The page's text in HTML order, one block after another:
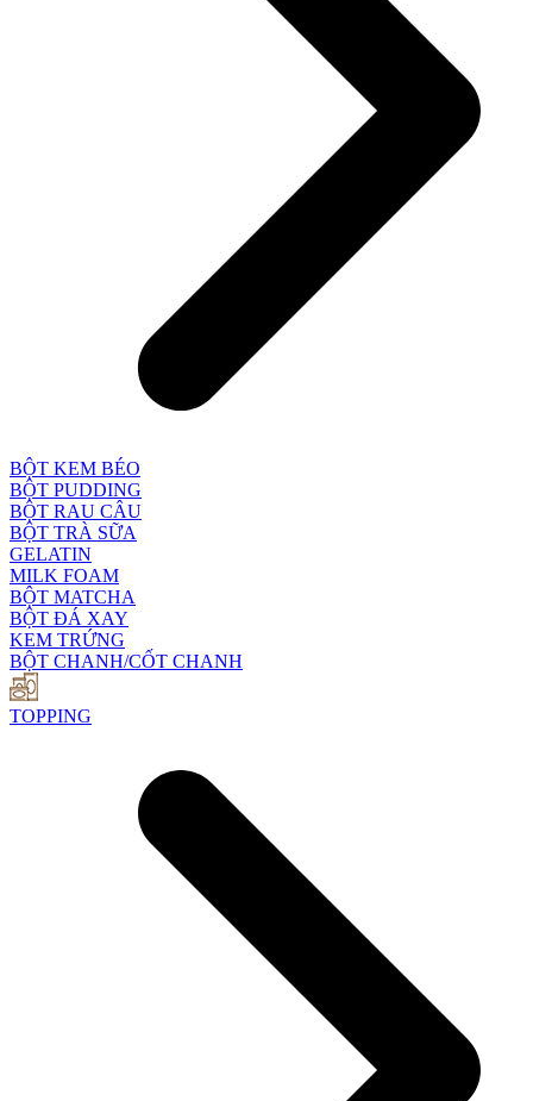
BỘT KEM BÉO
BỘT PUDDING
BỘT RAU CÂU
BỘT TRÀ SỮA
GELATIN
MILK FOAM
BỘT MATCHA
BỘT ĐÁ XAY
KEM TRỨNG
BỘT CHANH/CỐT CHANH
TOPPING